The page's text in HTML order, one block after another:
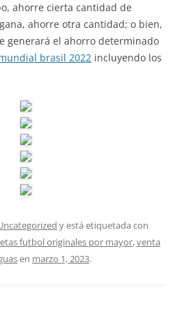
ahorre cierta cantidad de
ahorre otra cantidad; o bien,
generará el ahorro determinado
brasil 2022 incluyendo los
y está etiquetada con
futbol originales por mayor,venta
en marzo 1, 2023.